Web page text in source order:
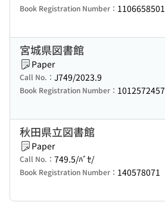
Book Registration Number： 1106658501
宮城県図書館
Paper
Call No.： J749/2023.9
Book Registration Number： 1012572457
秋田県立図書館
Paper
Call No.： 749.5/ﾊﾞｾ/
Book Registration Number： 140578071